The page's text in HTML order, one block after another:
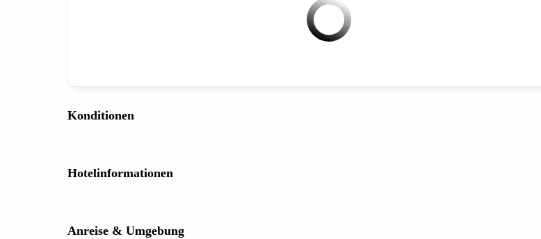
Konditionen
Hotelinformationen
Anreise & Umgebung